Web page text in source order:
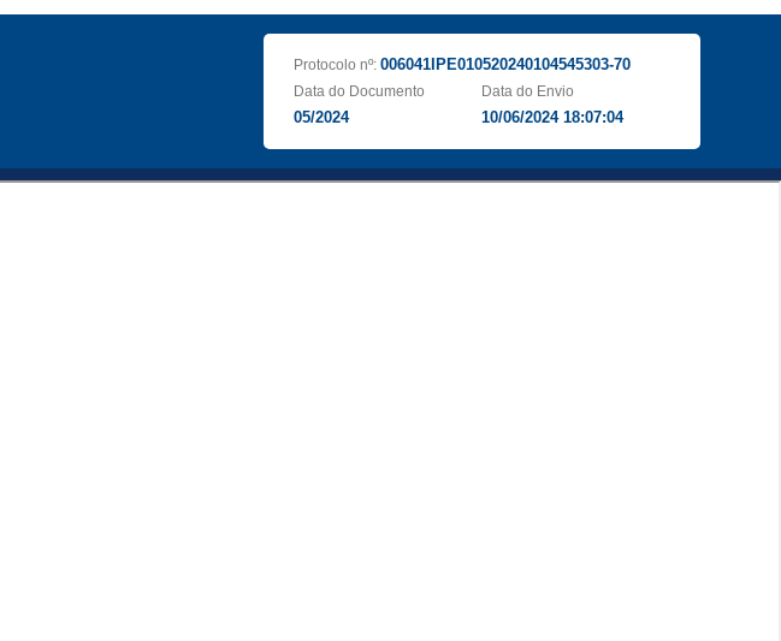
Protocolo nº: 006041IPE010520240104545303-70
Data do Documento
05/2024
Data do Envio
10/06/2024 18:07:04